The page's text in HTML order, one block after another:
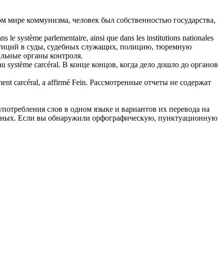
мире коммунизма, человек был собственностью государства,
le système parlementaire, ainsi que dans les institutions nationales
в суды, судебных служащих, полицию, тюремную
органы контроля.
système carcéral. В конце концов, когда дело дошло до органов
carcéral, a affirmé Fein. Рассмотренные отчеты не содержат
слов в одном языке и вариантов их перевода на
Если вы обнаружили орфографическую, пунктуационную